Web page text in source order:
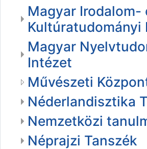
Magyar Irodalom-
Kultúratudományi
Magyar
Intézet
Művészeti
Néderlandisztika
Nemzetközi
Néprajzi Tanszék